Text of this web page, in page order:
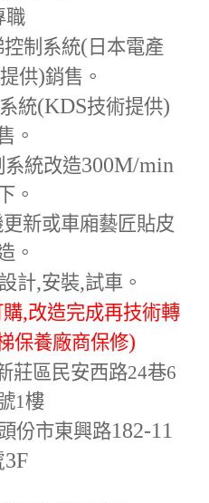
職
制系統( 日本電產
供)銷售。
統(KDS技術提供)
。
統改造300M/min
。
新或車廂藝匠貼皮
。
計,安裝,試車。
購,改造完成再技術轉
保養廠商保修)
莊區民安西路24巷6
1樓
份市東興路182-11